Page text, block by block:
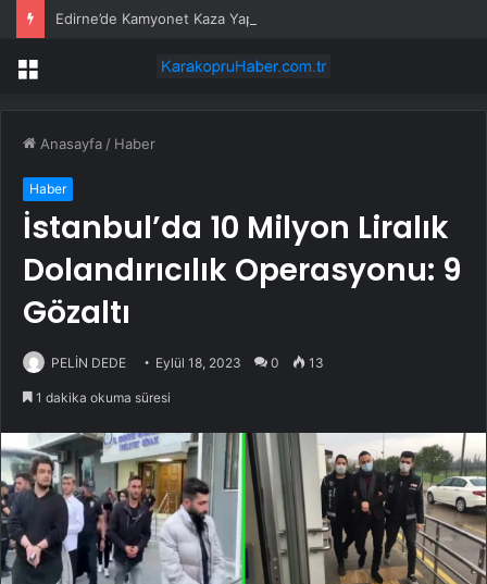
Edirne’de Kamyonet Kaza Yaptı: 2 Yaralı
Menü
Anasayfa / Haber
Haber
İstanbul’da 10 Milyon Liralık
Dolandırıcılık Operasyonu: 9
Gözaltı
PELİN DEDE Eylül 18, 2023 0 13
1 dakika okuma süresi